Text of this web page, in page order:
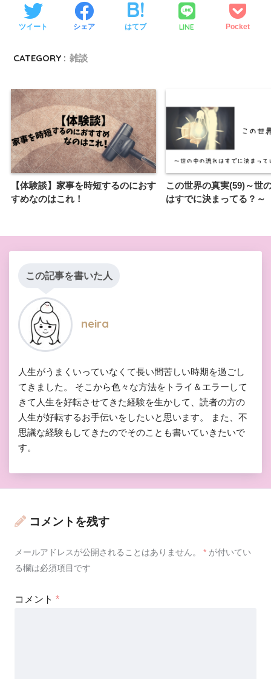
ツイート シェア はてブ LINE Pocket
CATEGORY : 雑談
【体験談】家事を時短するのにおす
すめなのはこれ！
この世界の真実(59)～世
はすでに決まってる？～
この記事を書いた人
neira
人生がうまくいっていなくて長い間苦しい時期を過ごし
てきました。 そこから色々な方法をトライ＆エラーして
きて人生を好転させてきた経験を生かして、読者の方の
人生が好転するお手伝いをしたいと思います。 また、不
思議な経験もしてきたのでそのことも書いていきたいで
す。
コメントを残す
メールアドレスが公開されることはありません。 * が付いてい
る欄は必須項目です
コメント *